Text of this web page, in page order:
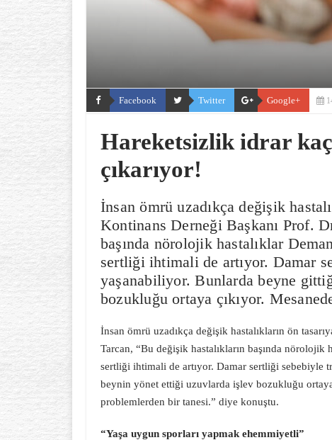
Facebook Twitter Google+
Hareketsizlik idrar
çıkarıyor!
İnsan ömrü uzadıkça değişik
Kontinans Derneği Başkanı Prof.
başında nörolojik hastalıklar
sertliği ihtimali de artıyor. Damar
yaşanabiliyor. Bunlarda beyne
bozukluğu ortaya çıkıyor.
İnsan ömrü uzadıkça değişik hastalıkların ön
Tarcan, “Bu değişik hastalıkların başında
sertliği ihtimali de artıyor. Damar sertliği
beynin yönet ettiği uzuvlarda işlev bozukluğu
problemlerden bir tanesi.” diye konuştu.
“Yaşa uygun sporları yapmak ehemmiyetli”